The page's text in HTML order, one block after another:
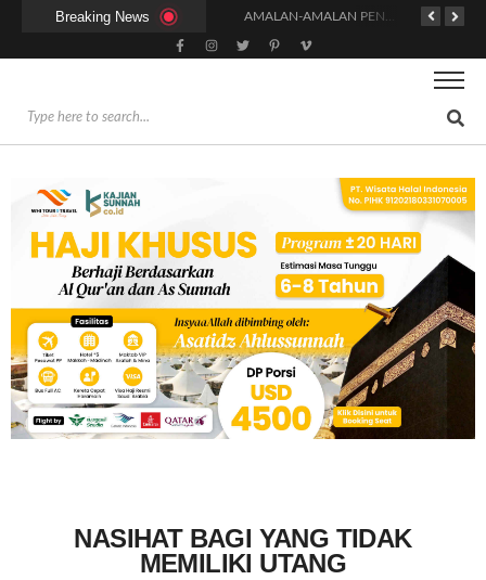
Breaking News
NASIHAT BAGI YANG TIDAK
MEMILIKI UTANG